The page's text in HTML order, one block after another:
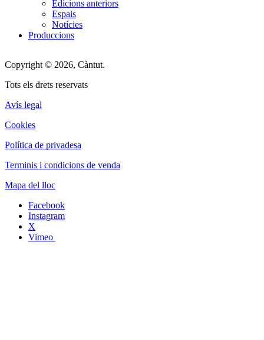
Edicions anteriors
Espais
Notícies
Produccions
Copyright © 2026, Càntut.
Tots els drets reservats
Avís legal
Cookies
Política de privadesa
Terminis i condicions de venda
Mapa del lloc
Facebook
Instagram
X
Vimeo